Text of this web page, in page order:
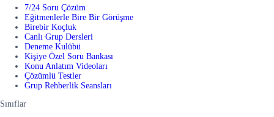
7/24 Soru Çözüm
Eğitmenlerle Bire Bir Görüşme
Birebir Koçluk
Canlı Grup Dersleri
Deneme Kulübü
Kişiye Özel Soru Bankası
Konu Anlatım Videoları
Çözümlü Testler
Grup Rehberlik Seansları
Sınıflar